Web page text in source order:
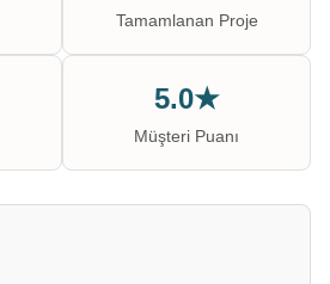
Tamamlanan Proje
5.0★
Müşteri Puanı